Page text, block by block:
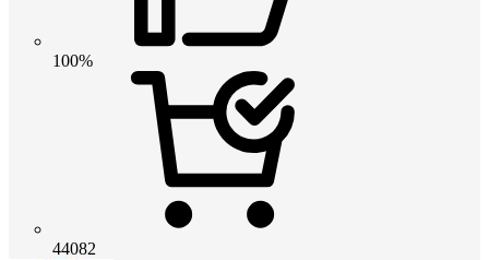
100%
44082